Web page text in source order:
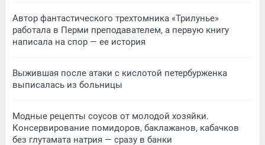
Автор фантастического трехтомника «Трилунье»
работала в Перми преподавателем, а первую книгу
написала на спор — ее история
Выжившая после атаки с кислотой петербурженка
выписалась из больницы
Модные рецепты соусов от молодой хозяйки.
Консервирование помидоров, баклажанов, кабачков
без глутамата натрия — сразу в банки